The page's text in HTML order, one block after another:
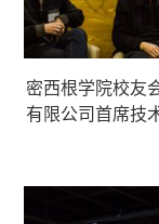
密西根学院校友
有限公司首席技